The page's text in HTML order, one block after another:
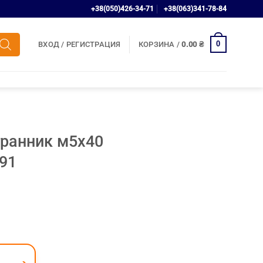
+38(050)426-34-71 +38(063)341-78-84
ВХОД / РЕГИСТРАЦИЯ КОРЗИНА /0.00 ₴ 0
м5х40